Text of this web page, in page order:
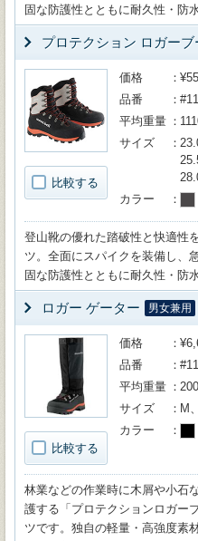
固な防護性とともに耐久性・防
プロテクション ロガー
比較する
価格
品番
平均重量
サイズ
カラー
登山靴の優れた踏破性と快適性
ツ。全面にスパイクを装備し、
固な防護性とともに耐久性・防
ロガー ゲーター 男女兼用
比較する
価格
品番
平均重量
サイズ
M
カラー
林業などの作業時に木屑や小石
護する「プロテクションロガー
ツです。独自の軽量・高強度素